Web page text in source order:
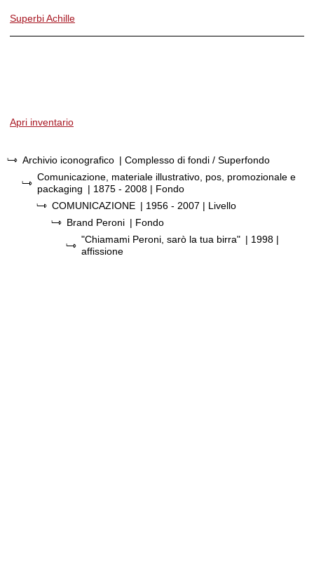
Superbi Achille
Apri inventario
Archivio iconografico | Complesso di fondi / Superfondo
Comunicazione, materiale illustrativo, pos, promozionale e
packaging | 1875 - 2008 | Fondo
COMUNICAZIONE | 1956 - 2007 | Livello
Brand Peroni | Fondo
"Chiamami Peroni, sarò la tua birra" | 1998 |
affissione